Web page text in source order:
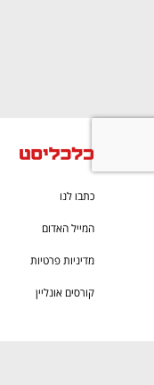
כתבו לנו
המייל האדום
מדיניות פרטיות
קורסים אונליין